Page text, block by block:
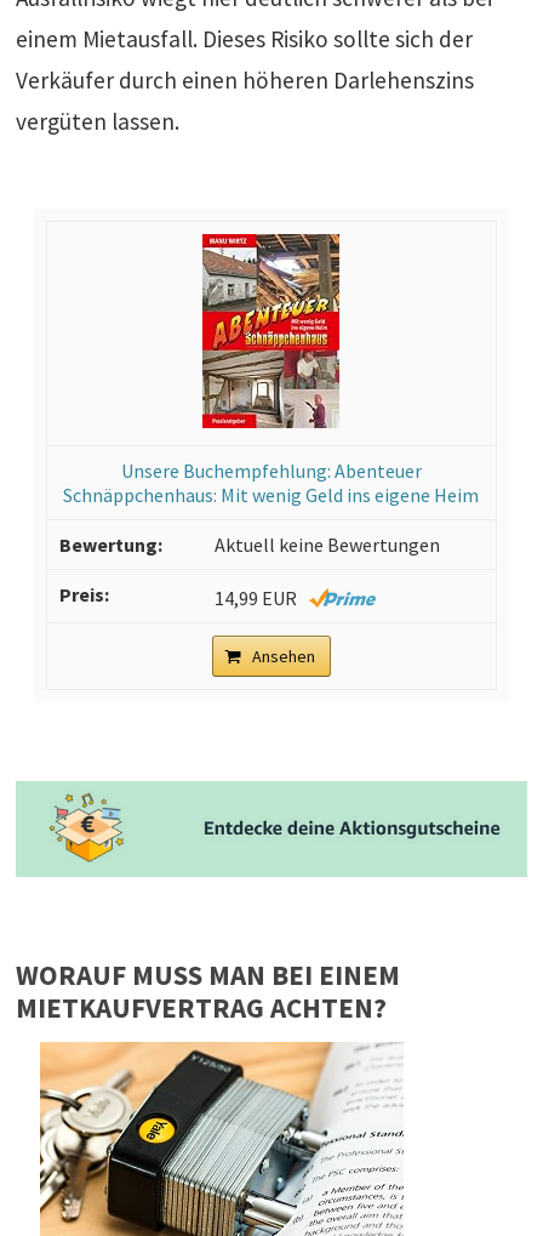
einem Mietausfall. Dieses Risiko sollte sich der
Verkäufer durch einen höheren Darlehenszins
vergüten lassen.
Unsere Buchempfehlung: Abenteuer
Schnäppchenhaus: Mit wenig Geld ins eigene Heim
Aktuell keine Bewertungen
14,99 EUR
Ansehen
WORAUF MUSS MAN BEI EINEM
MIETKAUFVERTRAG ACHTEN?